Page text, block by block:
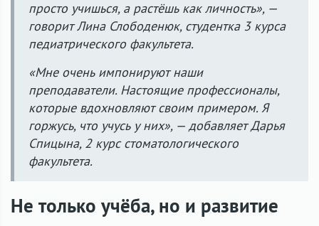
просто учишься, а растёшь как личность», —
говорит Лина Слободенюк, студентка 3 курса
педиатрического факультета.
«Мне очень импонируют наши
преподаватели. Настоящие профессионалы,
которые вдохновляют своим примером. Я
горжусь, что учусь у них», — добавляет Дарья
Спицына, 2 курс стоматологического
факультета.
Не только учёба, но и развитие